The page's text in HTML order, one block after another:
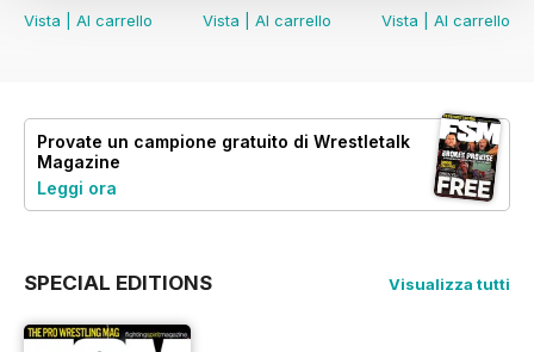
Vista
Al carrello
Vista
Al carrello
Vista
Al carrello
Provate un campione gratuito di Wrestletalk
Magazine
Leggi ora
SPECIAL EDITIONS Visualizza tutti